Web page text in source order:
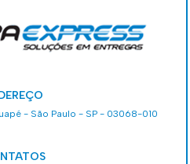
- São Paulo - SP - 03068-010